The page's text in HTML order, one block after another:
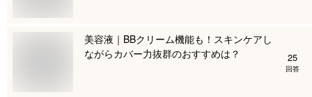
美容液｜BBクリーム機能も！スキンケアし
ながらカバー力抜群のおすすめは？
25
回答